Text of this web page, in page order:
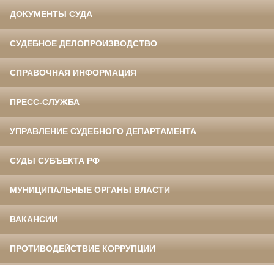
ДОКУМЕНТЫ СУДА
СУДЕБНОЕ ДЕЛОПРОИЗВОДСТВО
СПРАВОЧНАЯ ИНФОРМАЦИЯ
ПРЕСС-СЛУЖБА
УПРАВЛЕНИЕ СУДЕБНОГО ДЕПАРТАМЕНТА
СУДЫ СУБЪЕКТА РФ
МУНИЦИПАЛЬНЫЕ ОРГАНЫ ВЛАСТИ
ВАКАНСИИ
ПРОТИВОДЕЙСТВИЕ КОРРУПЦИИ